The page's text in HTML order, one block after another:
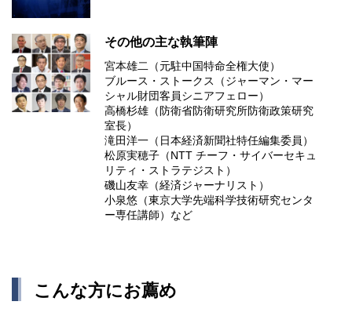
その他の主な執筆陣
宮本雄二（元駐中国特命全権大使）
ブルース・ストークス（ジャーマン・マー
シャル財団客員シニアフェロー）
高橋杉雄（防衛省防衛研究所防衛政策研究
室長）
滝田洋一（日本経済新聞社特任編集委員）
松原実穂子（NTT チーフ・サイバーセキュ
リティ・ストラテジスト）
磯山友幸（経済ジャーナリスト）
小泉悠（東京大学先端科学技術研究センタ
ー専任講師）など
こんな方にお薦め